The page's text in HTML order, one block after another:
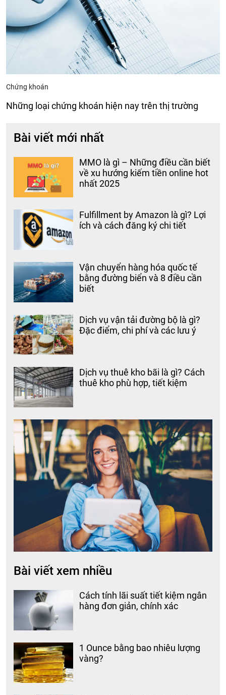
Chứng khoán
Những loại chứng khoán hiện nay trên thị trường
Bài viết mới nhất
MMO là gì – Những điều cần biết
về xu hướng kiếm tiền online hot
nhất 2025
Fulfillment by Amazon là gì? Lợi
ích và cách đăng ký chi tiết
Vận chuyển hàng hóa quốc tế
bằng đường biển và 8 điều cần
biết
Dịch vụ vận tải đường bộ là gì?
Đặc điểm, chi phí và các lưu ý
Dịch vụ thuê kho bãi là gì? Cách
thuê kho phù hợp, tiết kiệm
Bài viết xem nhiều
Cách tính lãi suất tiết kiệm ngân
hàng đơn giản, chính xác
1 Ounce bằng bao nhiêu lượng
vàng?